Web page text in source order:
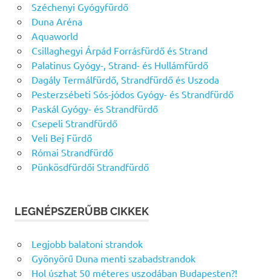
Széchenyi Gyógyfürdő
Duna Aréna
Aquaworld
Csillaghegyi Árpád Forrásfürdő és Strand
Palatinus Gyógy-, Strand- és Hullámfürdő
Dagály Termálfürdő, Strandfürdő és Uszoda
Pesterzsébeti Sós-jódos Gyógy- és Strandfürdő
Paskál Gyógy- és Strandfürdő
Csepeli Strandfürdő
Veli Bej Fürdő
Római Strandfürdő
Pünkösdfürdői Strandfürdő
LEGNÉPSZERŰBB CIKKEK
Legjobb balatoni strandok
Gyönyörű Duna menti szabadstrandok
Hol úszhat 50 méteres uszodában Budapesten?!